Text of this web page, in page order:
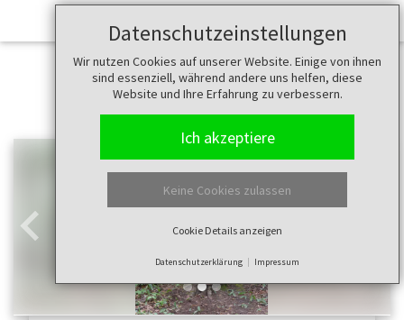
Datenschutzeinstellungen
Wir nutzen Cookies auf unserer Website. Einige von ihnen
sind essenziell, während andere uns helfen, diese
Website und Ihre Erfahrung zu verbessern.
Ich akzeptiere
Keine Cookies zulassen
Cookie Details anzeigen
Datenschutzerklärung Impressum
Zurück